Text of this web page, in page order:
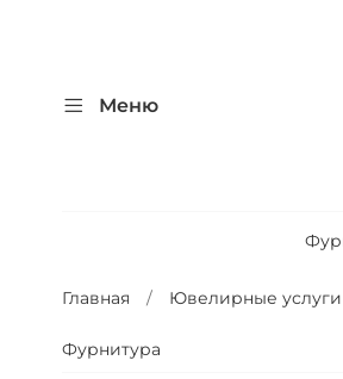
Меню
Главная Ювелирные услуги
Фурнитура